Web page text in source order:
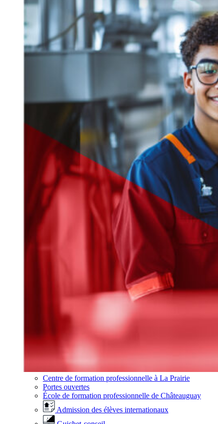
Centre de formation professionnelle à La Prairie
Portes ouvertes
École de formation professionnelle de Châteauguay
Admission des élèves internationaux